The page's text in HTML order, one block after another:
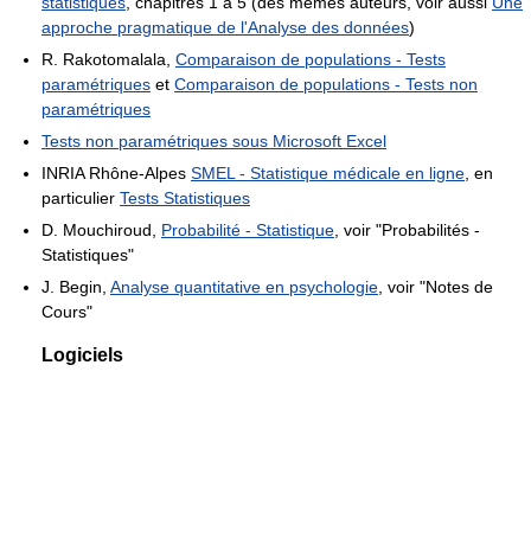
approche pragmatique de l'Analyse des données)
R. Rakotomalala, Comparaison de populations - Tests
paramétriques et Comparaison de populations - Tests non
paramétriques
Tests non paramétriques sous Microsoft Excel
INRIA Rhône-Alpes SMEL - Statistique médicale en ligne , en
particulier Tests Statistiques
D. Mouchiroud, Probabilité - Statistique , voir "Probabilités -
Statistiques"
J. Begin, Analyse quantitative en psychologie , voir "Notes de
Cours"
Logiciels